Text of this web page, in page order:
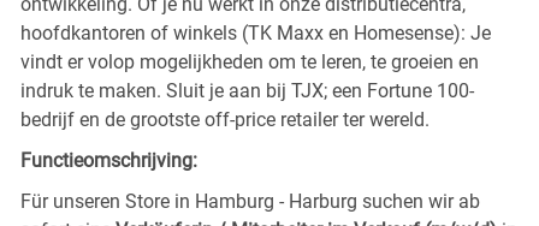
hoofdkantoren of winkels (TK Maxx en Homesense): Je
vindt er volop mogelijkheden om te leren, te groeien en
indruk te maken. Sluit je aan bij TJX; een Fortune 100-
bedrijf en de grootste off-price retailer ter wereld.
Functieomschrijving:
Für unseren Store in Hamburg - Harburg suchen wir ab